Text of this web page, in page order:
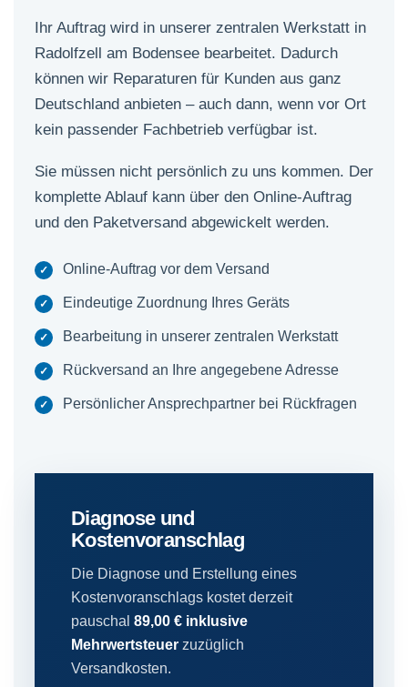
Ihr Auftrag wird in unserer zentralen Werkstatt in
Radolfzell am Bodensee bearbeitet. Dadurch
können wir Reparaturen für Kunden aus ganz
Deutschland anbieten – auch dann, wenn vor Ort
kein passender Fachbetrieb verfügbar ist.
Sie müssen nicht persönlich zu uns kommen. Der
komplette Ablauf kann über den Online-Auftrag
und den Paketversand abgewickelt werden.
Online-Auftrag vor dem Versand
Eindeutige Zuordnung Ihres Geräts
Bearbeitung in unserer zentralen Werkstatt
Rückversand an Ihre angegebene Adresse
Persönlicher Ansprechpartner bei Rückfragen
Diagnose und
Kostenvoranschlag
Die Diagnose und Erstellung eines
Kostenvoranschlags kostet derzeit
pauschal 89,00 € inklusive
Mehrwertsteuer zuzüglich
Versandkosten.